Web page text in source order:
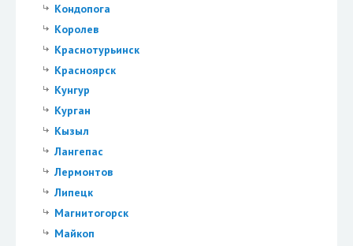
Кондопога
Королев
Краснотурьинск
Красноярск
Кунгур
Курган
Кызыл
Лангепас
Лермонтов
Липецк
Магнитогорск
Майкоп